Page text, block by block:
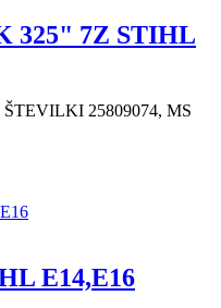
325" 7Z STIHL
ŠTEVILKI 25809074, MS
E14,E16